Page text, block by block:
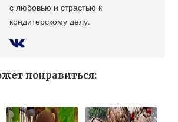
с любовью и страстью к
кондитерскому делу.
понравиться: